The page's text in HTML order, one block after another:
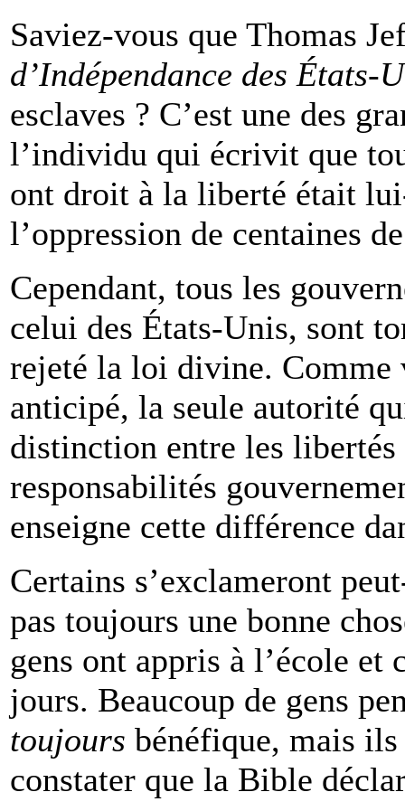
Saviez-vous que Thomas
d’Indépendance des États-
esclaves ? C’est une des
l’individu qui écrivit que
ont droit à la liberté était
l’oppression de centaines
Cependant, tous les
celui des États-Unis, sont
rejeté la loi divine. Comme
anticipé, la seule autorité
distinction entre les libertés
responsabilités
enseigne cette différence
Certains s’exclameront
pas toujours une bonne
gens ont appris à l’école et
jours. Beaucoup de gens
toujours bénéfique, mais
constater que la Bible